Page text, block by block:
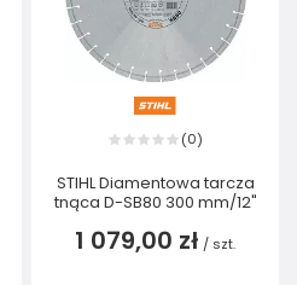
(0)
STIHL Diamentowa tarcza
tnąca D-SB80 300 mm/12"
1 079,00 zł / szt.